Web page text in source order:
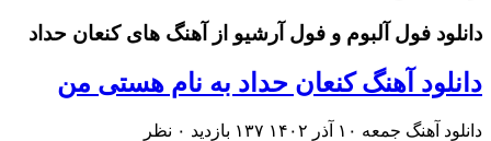
دانلود فول آلبوم و فول آرشیو از آهنگ های کنعان حداد
دانلود آهنگ کنعان حداد به نام هستی من
دانلود آهنگ جمعه ۱۰ آذر ۱۴۰۲ ۱۳۷ بازدید ۰ نظر